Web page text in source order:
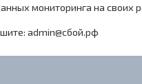
мониторинга на своих
admin@сбой.рф